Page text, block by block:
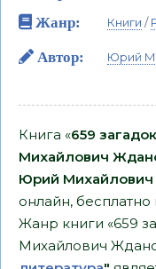
Жанр:
Книги /
Автор: Юрий
Книга «659
Михайлович
Юрий
онлайн,
Жанр книги «659
Михайлович